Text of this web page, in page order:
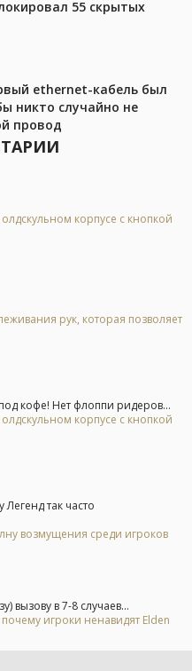
55 скрытых
ethernet-кабель был
никто случайно не
провод
корпусе с кнопкой
рук, которая позволяет
кофе! Нет флоппи ридеров...
корпусе с кнопкой
Легенд так часто
возмущения среди игроков
вызову в 7-8 случаев...
игроки ненавидят Elden